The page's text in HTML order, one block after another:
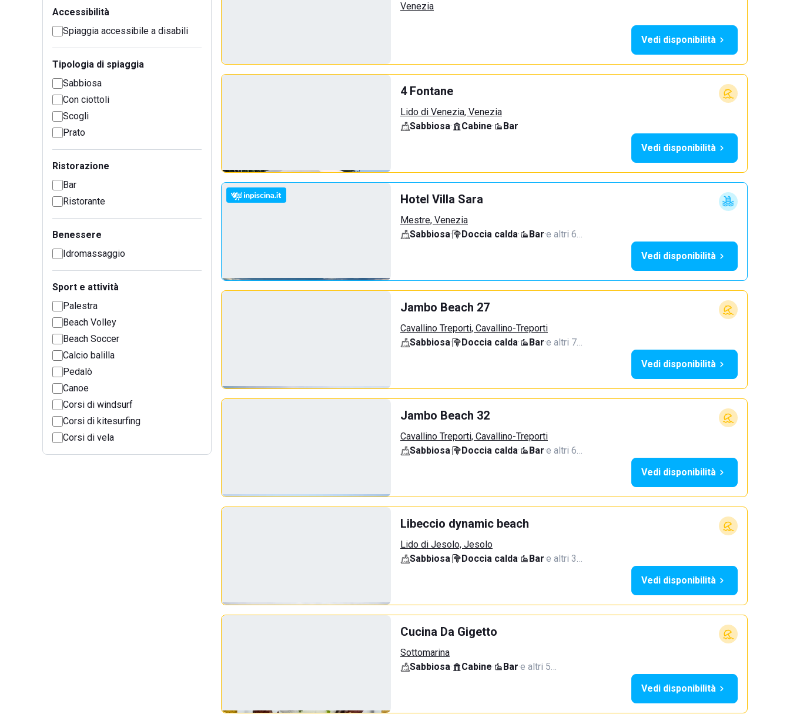
Accessibilità
Spiaggia accessibile a disabili
Tipologia di spiaggia
Sabbiosa
Con ciottoli
Scogli
Prato
Ristorazione
Bar
Ristorante
Benessere
Idromassaggio
Sport e attività
Palestra
Beach Volley
Beach Soccer
Calcio balilla
Pedalò
Canoe
Corsi di windsurf
Corsi di kitesurfing
Corsi di vela
Venezia
Vedi disponibilità
4 Fontane
Lido di Venezia, Venezia
Sabbiosa· Cabine·
Bar
Vedi disponibilità
Hotel Villa Sara
Mestre, Venezia
Sabbiosa· Doccia calda· Bar·e altri 6…
Vedi disponibilità
Jambo Beach 27
Cavallino Treporti, Cavallino-Treporti
Sabbiosa· Doccia calda· Bar·e altri 7…
Vedi disponibilità
Jambo Beach 32
Cavallino Treporti, Cavallino-Treporti
Sabbiosa· Doccia calda· Bar·e altri 6…
Vedi disponibilità
Libeccio dynamic beach
Lido di Jesolo, Jesolo
Sabbiosa· Doccia calda· Bar·e altri 3…
Vedi disponibilità
Cucina Da Gigetto
Sottomarina
Sabbiosa· Cabine· Bar·e altri 5…
Vedi disponibilità